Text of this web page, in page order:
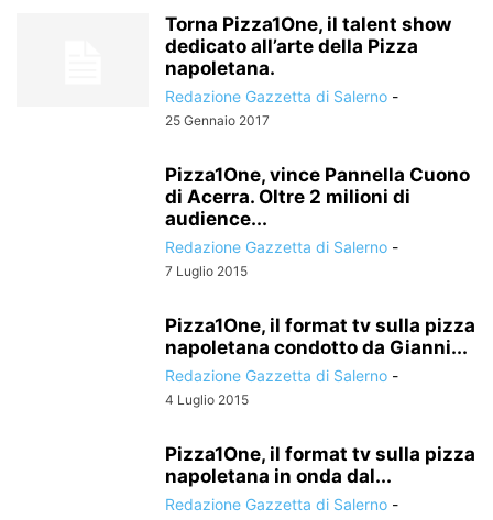
Torna Pizza1One, il talent show
dedicato all’arte della Pizza
napoletana.
Redazione Gazzetta di Salerno -
25 Gennaio 2017
Pizza1One, vince Pannella Cuono
di Acerra. Oltre 2 milioni di
audience...
Redazione Gazzetta di Salerno -
7 Luglio 2015
Pizza1One, il format tv sulla pizza
napoletana condotto da Gianni...
Redazione Gazzetta di Salerno -
4 Luglio 2015
Pizza1One, il format tv sulla pizza
napoletana in onda dal...
Redazione Gazzetta di Salerno -